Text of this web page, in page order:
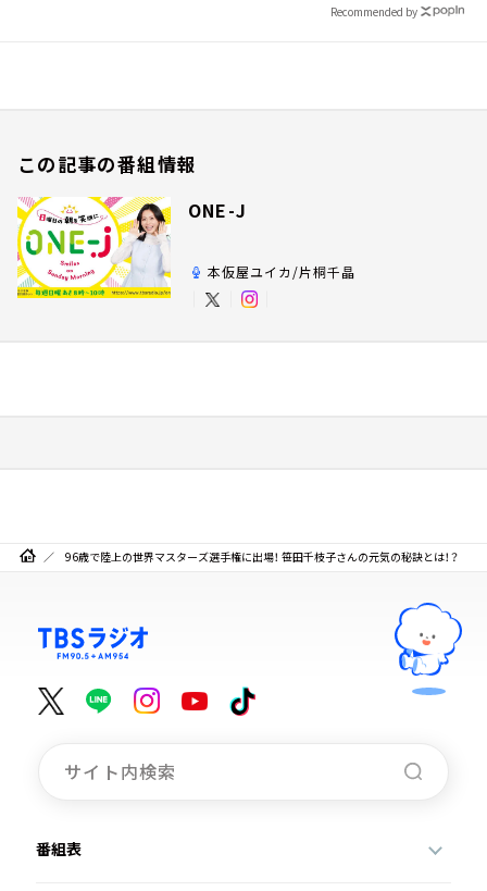
Recommended by
この記事の番組情報
ONE-J
本仮屋ユイカ/片桐千晶
96歳で陸上の世界マスターズ選手権に出場！ 笹田千枝子さんの元気の秘訣とは！？
番組表